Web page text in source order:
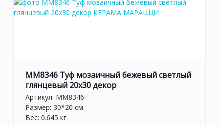
MM8346 Туф мозаичный бежевый светлый
глянцевый 20х30 декор
Артикул: MM8346
Размер: 30*20 см
Вес: 0.645 кг